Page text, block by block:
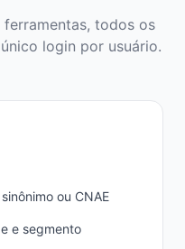
todos os
login por usuário.
ou CNAE
e segmento